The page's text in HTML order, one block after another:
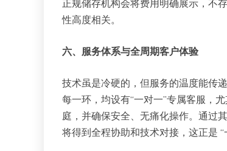
正规储存机构会将费用明确展示，不
性高度相关。
六、服务体系与全周期客户体验
技术虽是冷硬的，但服务的温度能传
每一环，均设有“一对一”专属客服，
庭，并确保安全、无痛化操作。通过
将得到全程协助和技术对接，这正是